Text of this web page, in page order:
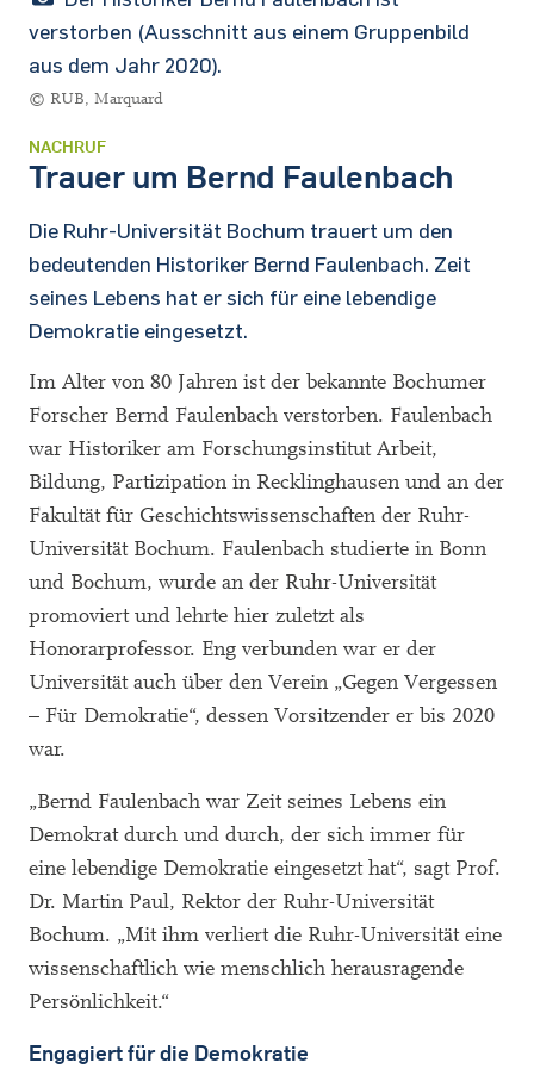
verstorben (Ausschnitt aus einem Gruppenbild
aus dem Jahr 2020).
© RUB, Marquard
NACHRUF
Trauer um Bernd Faulenbach
Die Ruhr-Universität Bochum trauert um den
bedeutenden Historiker Bernd Faulenbach. Zeit
seines Lebens hat er sich für eine lebendige
Demokratie eingesetzt.
Im Alter von 80 Jahren ist der bekannte Bochumer
Forscher Bernd Faulenbach verstorben. Faulenbach
war Historiker am Forschungsinstitut Arbeit,
Bildung, Partizipation in Recklinghausen und an der
Fakultät für Geschichtswissenschaften der Ruhr-
Universität Bochum. Faulenbach studierte in Bonn
und Bochum, wurde an der Ruhr-Universität
promoviert und lehrte hier zuletzt als
Honorarprofessor. Eng verbunden war er der
Universität auch über den Verein „Gegen Vergessen
– Für Demokratie“, dessen Vorsitzender er bis 2020
war.
„Bernd Faulenbach war Zeit seines Lebens ein
Demokrat durch und durch, der sich immer für
eine lebendige Demokratie eingesetzt hat“, sagt Prof.
Dr. Martin Paul, Rektor der Ruhr-Universität
Bochum. „Mit ihm verliert die Ruhr-Universität eine
wissenschaftlich wie menschlich herausragende
Persönlichkeit.“
Engagiert für die Demokratie